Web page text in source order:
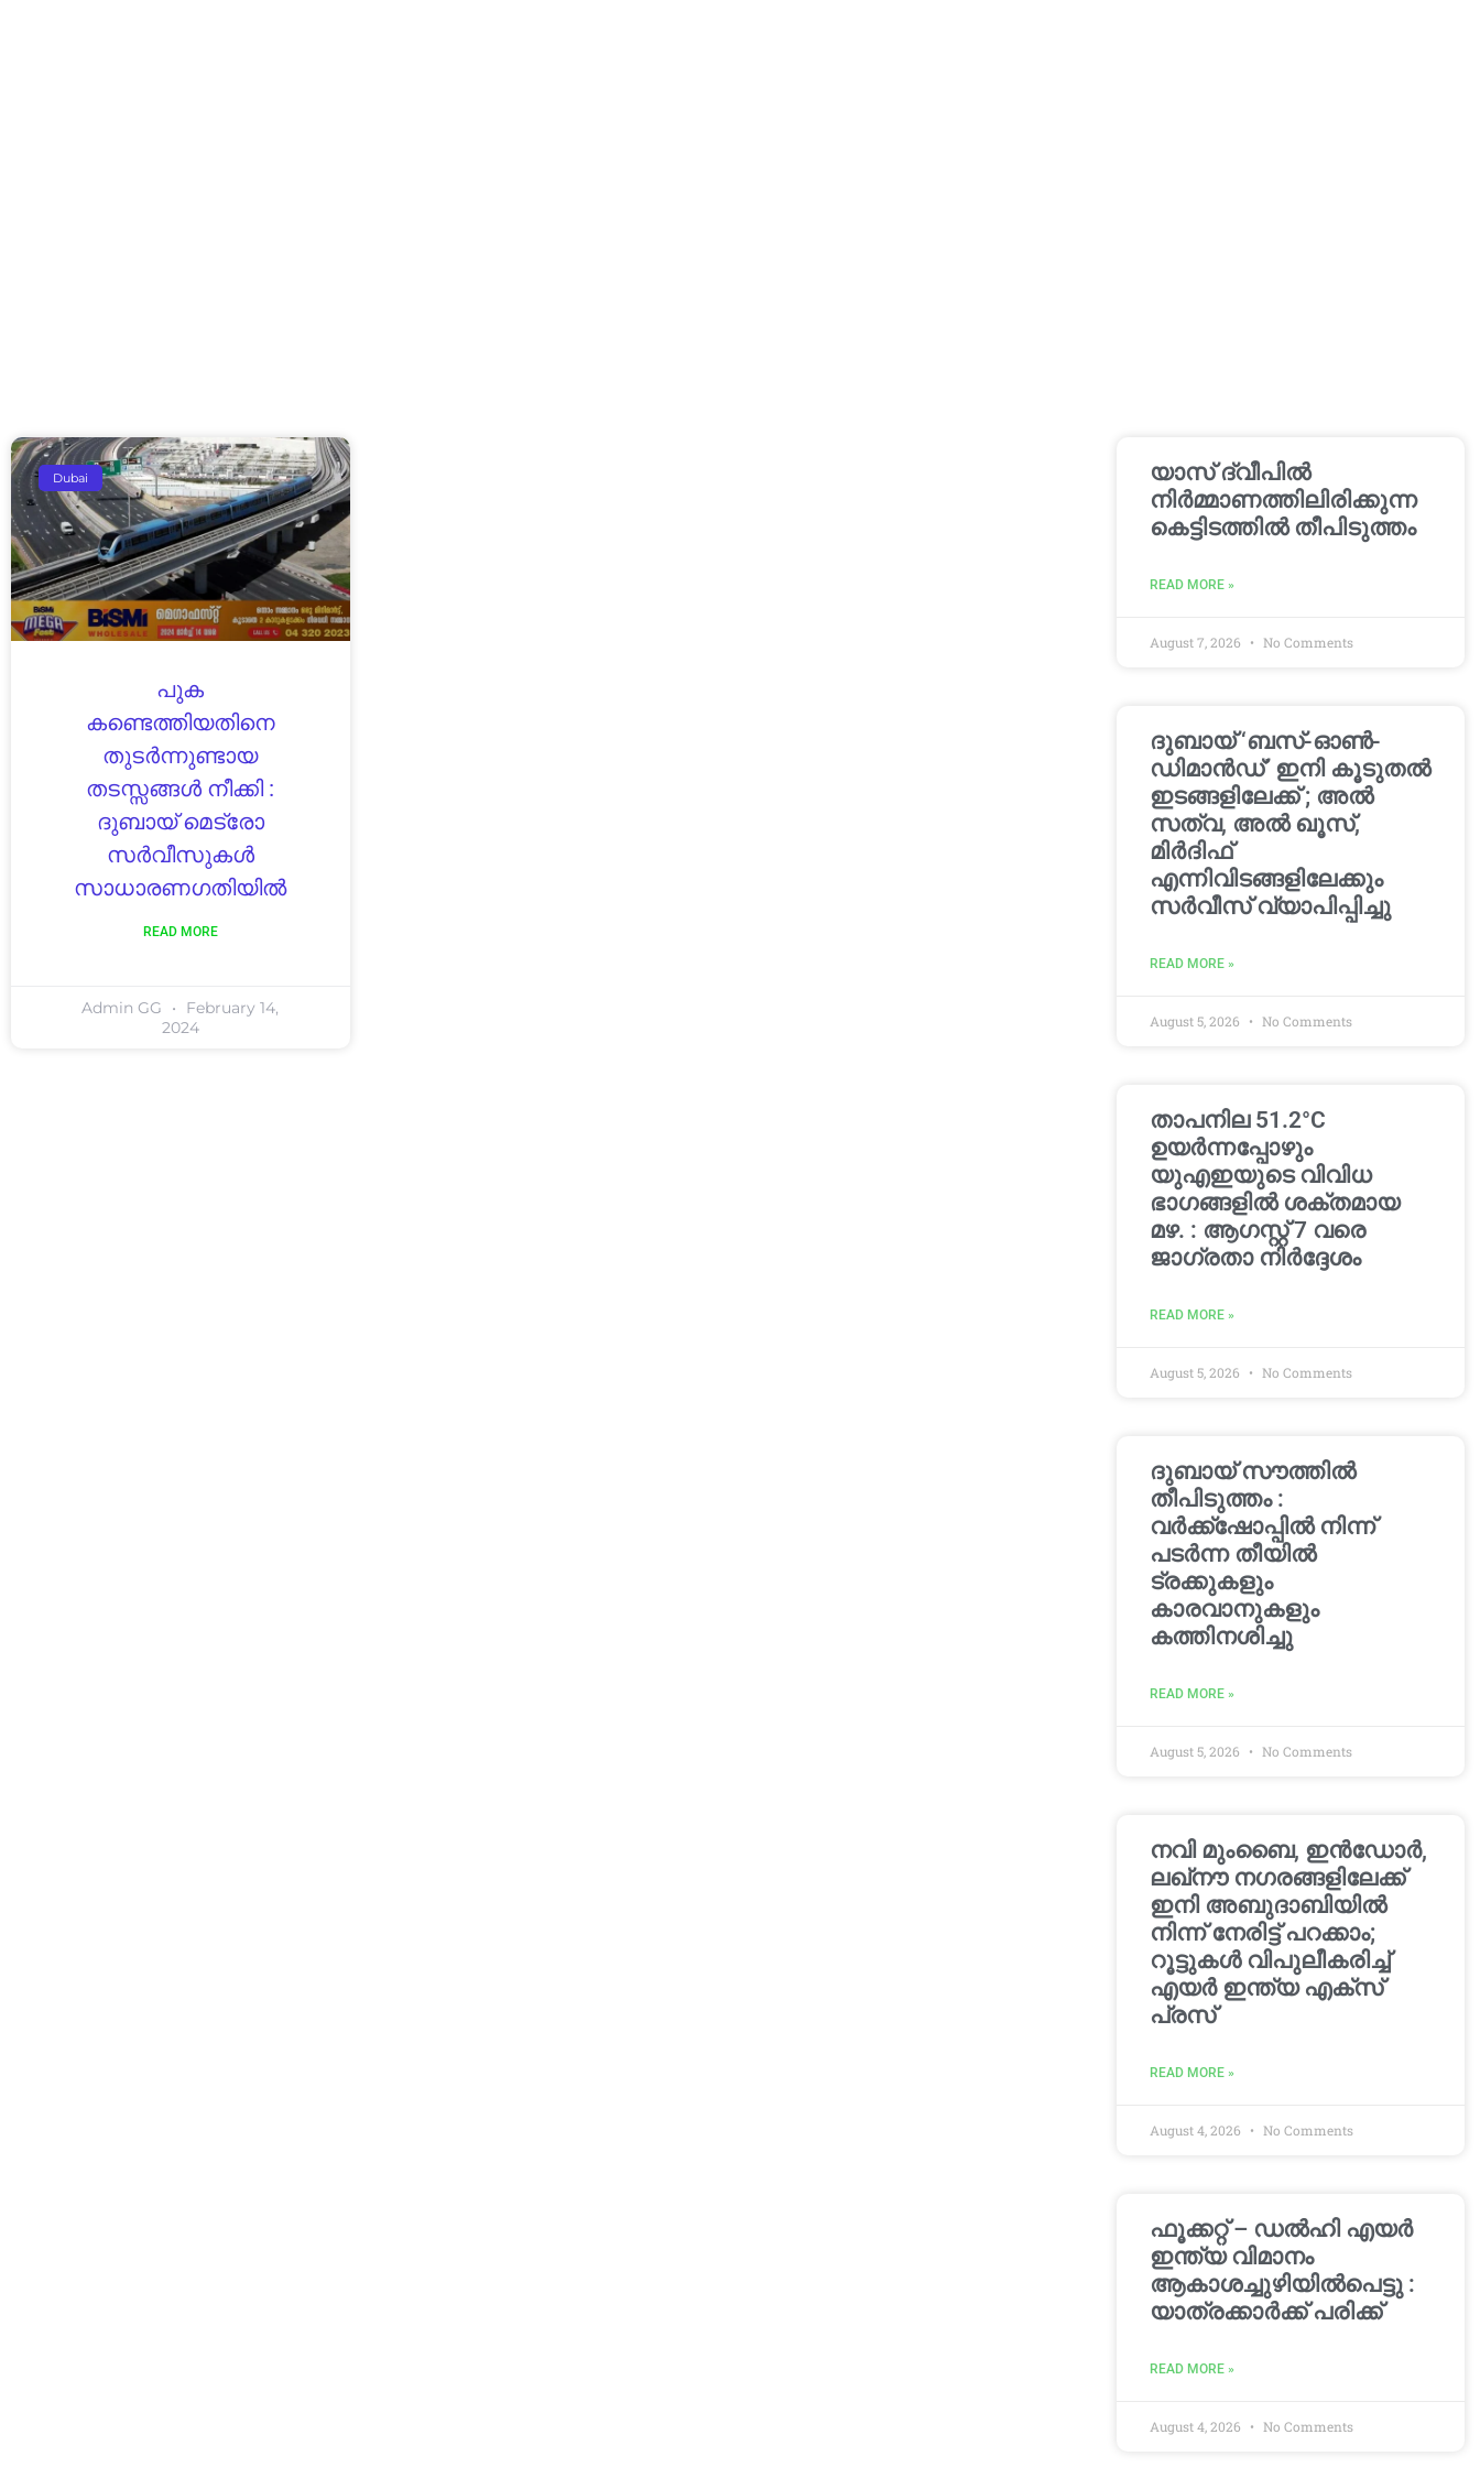
Dubai
പുക
കണ്ടെത്തിയതിനെ
തുടർന്നുണ്ടായ
തടസ്സങ്ങൾ നീക്കി :
ദുബായ് മെട്രോ
സർവീസുകൾ
സാധാരണഗതിയിൽ
READ MORE
Admin GG
February 14,
2024
യാസ് ദ്വീപിൽ
നിർമ്മാണത്തിലിരിക്കുന്ന
കെട്ടിടത്തിൽ തീപിടുത്തം
READ MORE »
August 7, 2026 No Comments
ദുബായ് ‘ബസ്-ഓൺ-
ഡിമാൻഡ്’ ഇനി കൂടുതൽ
ഇടങ്ങളിലേക്ക് ; അൽ
സത്വ, അൽ ഖൂസ്,
മിർദിഫ്
എന്നിവിടങ്ങളിലേക്കും
സർവീസ് വ്യാപിപ്പിച്ചു
READ MORE »
August 5, 2026 No Comments
താപനില 51.2°C
ഉയർന്നപ്പോഴും
യുഎഇയുടെ വിവിധ
ഭാഗങ്ങളിൽ ശക്തമായ
മഴ. : ആഗസ്റ്റ് 7 വരെ
ജാഗ്രതാ നിർദ്ദേശം
READ MORE »
August 5, 2026 No Comments
ദുബായ് സൗത്തിൽ
തീപിടുത്തം :
വർക്ക്‌ഷോപ്പിൽ നിന്ന്
പടർന്ന തീയിൽ
ട്രക്കുകളും
കാരവാനുകളും
കത്തിനശിച്ചു
READ MORE »
August 5, 2026 No Comments
നവി മുംബൈ, ഇൻഡോർ,
ലഖ്നൗ നഗരങ്ങളിലേക്ക്
ഇനി അബുദാബിയിൽ
നിന്ന് നേരിട്ട് പറക്കാം;
റൂട്ടുകൾ വിപുലീകരിച്ച്
എയർ ഇന്ത്യ എക്സ്
പ്രസ്
READ MORE »
August 4, 2026 No Comments
ഫൂക്കറ്റ് – ഡൽഹി എയര്‍
ഇന്ത്യ വിമാനം
ആകാശച്ചുഴിയില്‍പെട്ടു :
യാത്രക്കാര്‍ക്ക് പരിക്ക്
READ MORE »
August 4, 2026 No Comments